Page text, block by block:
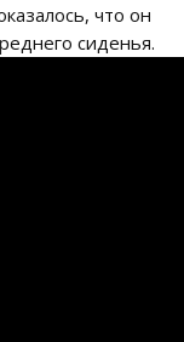
что он
сиденья.